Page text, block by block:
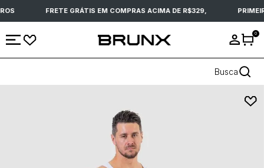
FRETE GRÁTIS EM COMPRAS ACIMA DE R$329,
0
Busca